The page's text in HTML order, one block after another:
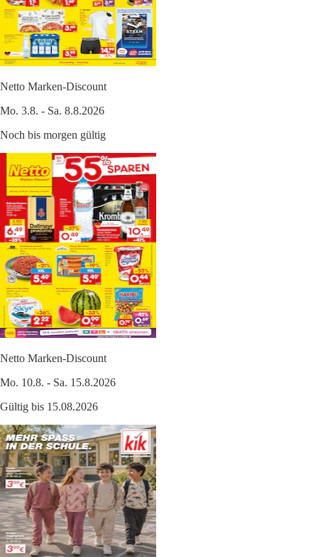
Netto Marken-Discount
Mo. 3.8. - Sa. 8.8.2026
Noch bis morgen gültig
Netto Marken-Discount
Mo. 10.8. - Sa. 15.8.2026
Gültig bis 15.08.2026